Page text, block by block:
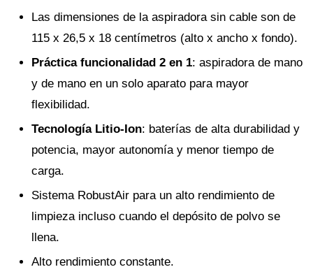
Las dimensiones de la aspiradora sin cable son de
115 x 26,5 x 18 centímetros (alto x ancho x fondo).
Práctica funcionalidad 2 en 1: aspiradora de mano
y de mano en un solo aparato para mayor
flexibilidad.
Tecnología Litio-Ion: baterías de alta durabilidad y
potencia, mayor autonomía y menor tiempo de
carga.
Sistema RobustAir para un alto rendimiento de
limpieza incluso cuando el depósito de polvo se
llena.
Alto rendimiento constante.